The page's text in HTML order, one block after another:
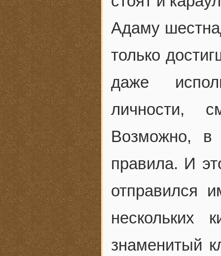
Адаму
только
даже
личности,
Возможно, в
правила. И
отправился
нескольких
знаменитый